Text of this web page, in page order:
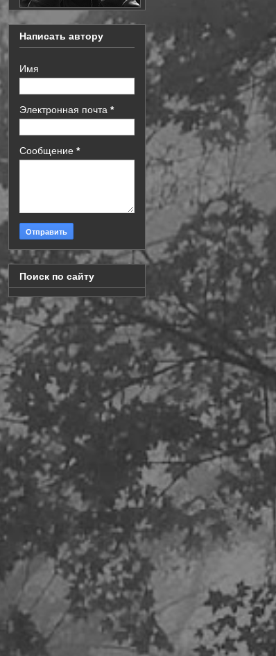
Написать автору
Имя
Электронная почта *
Сообщение *
Поиск по сайту